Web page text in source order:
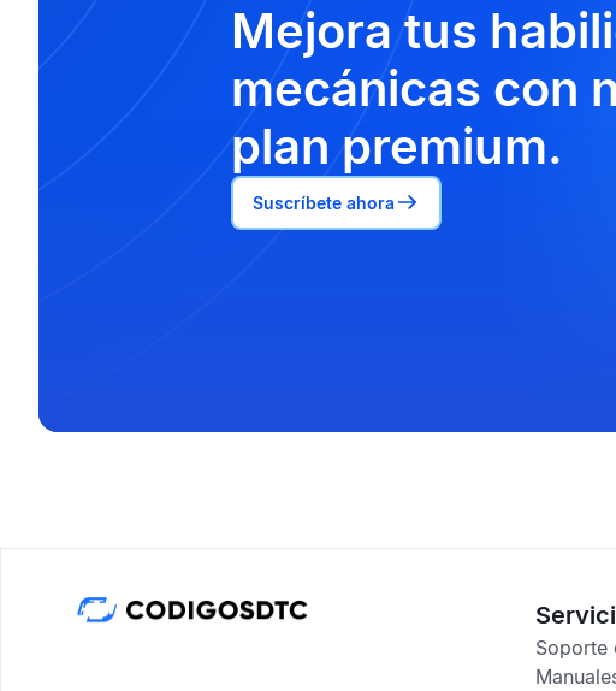
Mejora tus
mecánicas con
plan premium.
Suscríbete ahora
Soporte